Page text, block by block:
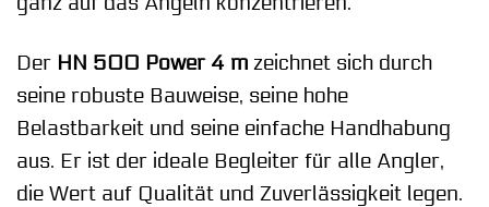
Der HN 500 Power 4 m zeichnet sich durch
seine robuste Bauweise, seine hohe
Belastbarkeit und seine einfache Handhabung
aus. Er ist der ideale Begleiter für alle Angler,
die Wert auf Qualität und Zuverlässigkeit legen.